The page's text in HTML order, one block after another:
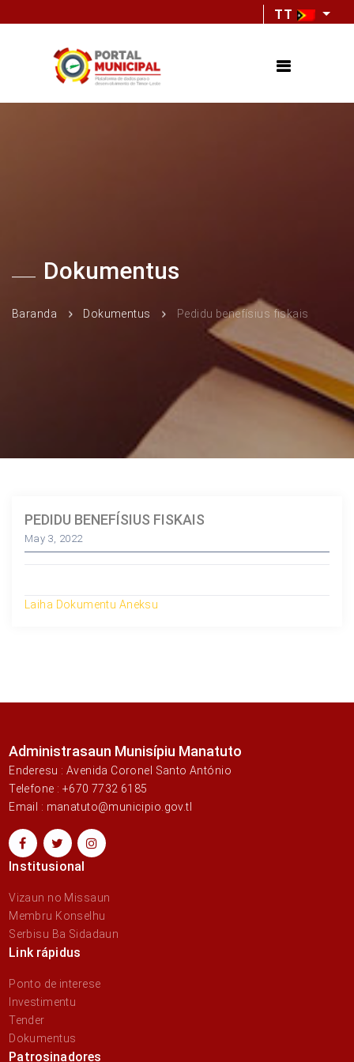
TT
Dokumentus
Baranda Dokumentus Pedidu benefísius fiskais
PEDIDU BENEFÍSIUS FISKAIS
May 3, 2022
Laiha Dokumentu Aneksu
Administrasaun Munisípiu Manatuto
Enderesu : Avenida Coronel Santo António
Telefone : +670 7732 6185
Email : manatuto@municipio.gov.tl
Institusional
Vizaun no Missaun
Membru Konselhu
Serbisu Ba Sidadaun
Link rápidus
Ponto de interese
Investimentu
Tender
Dokumentus
Patrosinadores